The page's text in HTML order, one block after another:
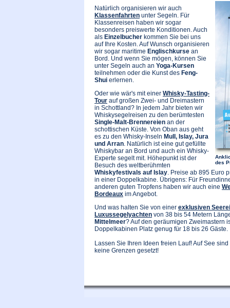
des
Natürlich organisieren wir auch
Klassenfahrten unter Segeln. Für
Klassenreisen haben wir sogar
besonders preiswerte Konditionen. Auch
als Einzelbucher kommen Sie bei uns
auf Ihre Kosten. Auf Wunsch organisieren
wir sogar maritime Englischkurse an
Bord. Und wenn Sie mögen, können Sie
unter Segeln auch an Yoga-Kursen
teilnehmen oder die Kunst des Feng-
Shui erlernen.
Oder wie wär's mit einer Whisky-Tasting-
Tour auf großen Zwei- und Dreimastern
in Schottland? In jedem Jahr bieten wir
Whiskysegelreisen zu den berümtesten
Single-Malt-Brennereien an der
schottischen Küste. Von Oban aus geht
es zu den Whisky-Inseln Mull, Islay, Jura
und Arran . Natürlich ist eine gut gefüllte
Whiskybar an Bord und auch ein Whisky-
Experte segelt mit. Höhepunkt ist der
Besuch des weltberühmten
Whiskyfestivals auf Islay . Preise ab 895 Euro
in einer Doppelkabine. Übrigens: Für
anderen guten Tropfens haben wir auch eine
Bordeaux im Angebot.
Und was halten Sie von einer exklusiven
Luxussegelyachten von 38 bis 54 Metern
Mittelmeer? Auf den geräumigen Zweimastern
Doppelkabinen Platz genug für 18 bis 26 Gäste.
Lassen Sie Ihren Ideen freien Lauf! Auf See
keine Grenzen gesetzt!